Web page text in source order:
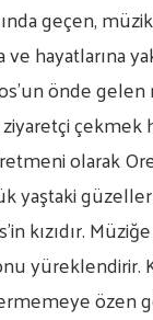
geçen,
hayatlarına
önde
olarak
yaştaki
kızıdır.
yüreklendirir.
özen